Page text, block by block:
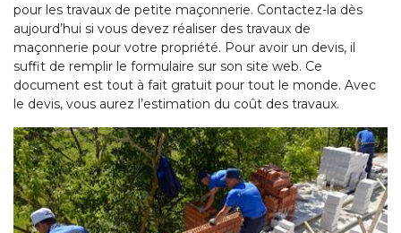
pour les travaux de petite maçonnerie. Contactez-la dès
aujourd’hui si vous devez réaliser des travaux de
maçonnerie pour votre propriété. Pour avoir un devis, il
suffit de remplir le formulaire sur son site web. Ce
document est tout à fait gratuit pour tout le monde. Avec
le devis, vous aurez l’estimation du coût des travaux.